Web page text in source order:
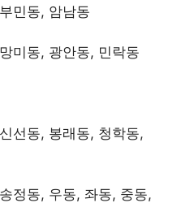
민동, 암남동
미동, 광안동, 민락동
선동, 봉래동, 청학동,
정동, 우동, 좌동, 중동,